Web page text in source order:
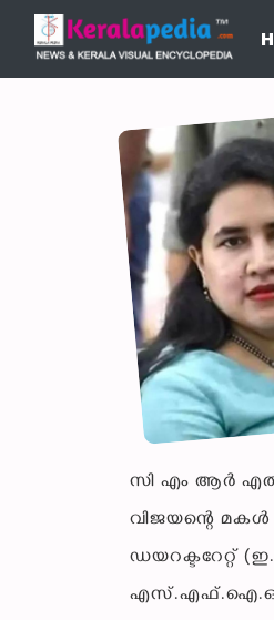
സി എം ആർ എൽ
വിജയന്റെ
ഡയറക്ടറേറ്റ്
എസ്.എഫ്.ഐ.ഒ.